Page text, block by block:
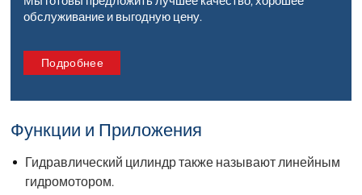
обслуживание и выгодную цену.
Подробнее
Функции и Приложения
Гидравлический цилиндр также называют линейным
гидромотором.